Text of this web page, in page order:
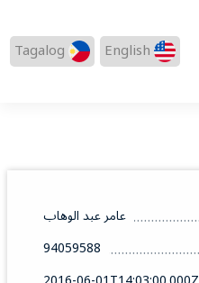
English
Tagalog
عامر عبد الوهاب
94059588